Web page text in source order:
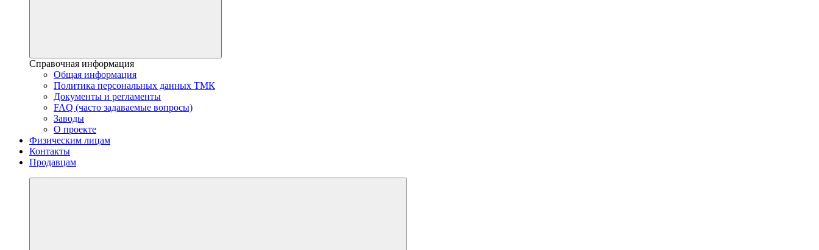
Справочная информация
Общая информация
Политика персональных данных ТМК
Документы и регламенты
FAQ (часто задаваемые вопросы)
Заводы
О проекте
Физическим лицам
Контакты
Продавцам